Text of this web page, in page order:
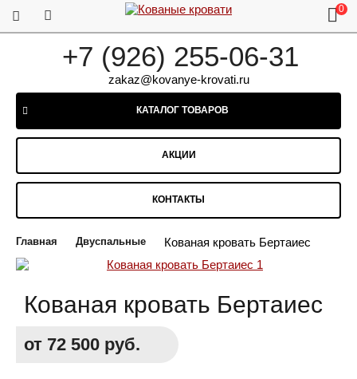
+7 (926) 255-06-31
zakaz@kovanye-krovati.ru
0
КАТАЛОГ ТОВАРОВ
АКЦИИ
КОНТАКТЫ
Главная Двуспальные Кованая кровать Бертаиес
Кованая кровать Бертаиес
от 72 500 руб.